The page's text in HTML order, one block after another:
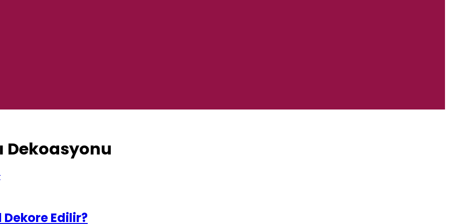
Dekoasyonu
Dekore Edilir?